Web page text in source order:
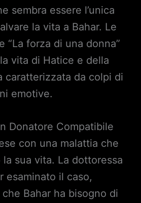
sembra essere l’unica
la vita a Bahar. Le
“La forza di una donna”
vita di Hatice e della
caratterizzata da colpi di
emotive.
Donatore Compatibile
con una malattia che
sua vita. La dottoressa
esaminato il caso,
Bahar ha bisogno di